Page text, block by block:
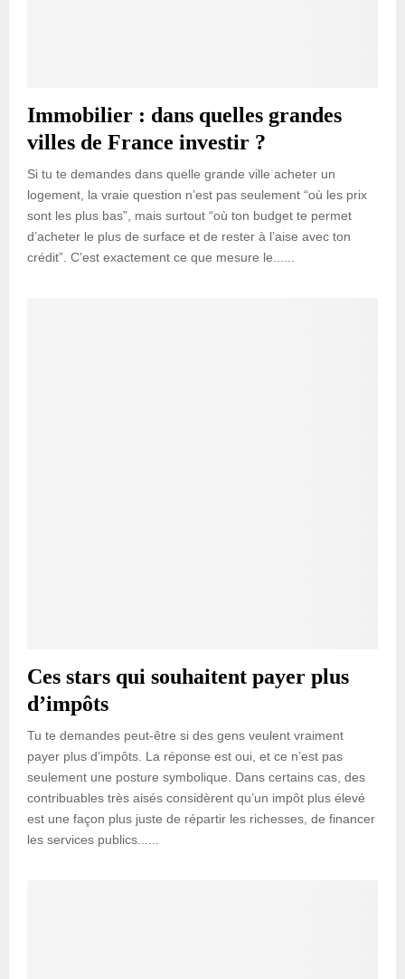
Immobilier : dans quelles grandes
villes de France investir ?
Si tu te demandes dans quelle grande ville acheter un
logement, la vraie question n’est pas seulement “où les prix
sont les plus bas”, mais surtout “où ton budget te permet
d’acheter le plus de surface et de rester à l’aise avec ton
crédit”. C’est exactement ce que mesure le......
Ces stars qui souhaitent payer plus
d’impôts
Tu te demandes peut-être si des gens veulent vraiment
payer plus d’impôts. La réponse est oui, et ce n’est pas
seulement une posture symbolique. Dans certains cas, des
contribuables très aisés considèrent qu’un impôt plus élevé
est une façon plus juste de répartir les richesses, de financer
les services publics......